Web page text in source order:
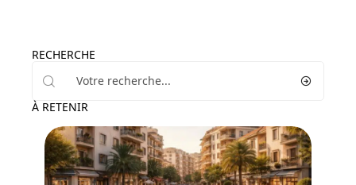
RECHERCHE
À RETENIR